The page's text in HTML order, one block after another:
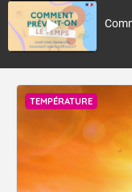
TEMPÉRATURE